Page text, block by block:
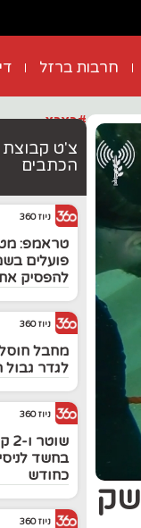
חרבות ברזל
#בארץ
צ'ט קבוצת
הכתבים
ניוז 360
טראמפ:
פועלים
להפסיק
ניוז 360
מחבל
לגדר גבול
ניוז 360
בחשד
כחודש
ניוז 360